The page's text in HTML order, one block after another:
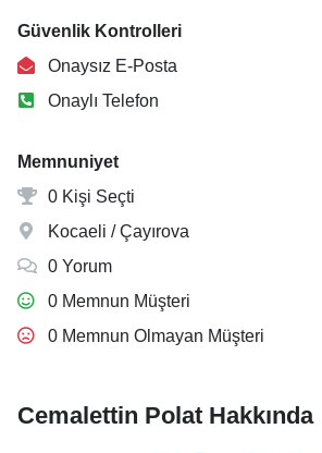
Güvenlik Kontrolleri
Onaysız E-Posta
Onaylı Telefon
Memnuniyet
0 Kişi Seçti
Kocaeli / Çayırova
0 Yorum
0 Memnun Müşteri
0 Memnun Olmayan Müşteri
Cemalettin Polat Hakkında